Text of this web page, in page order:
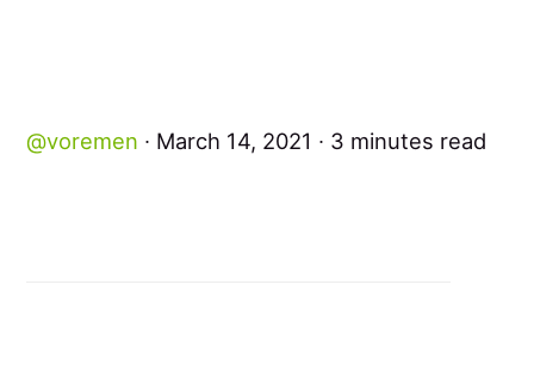
voremen March 14, 2021 3 minutes read